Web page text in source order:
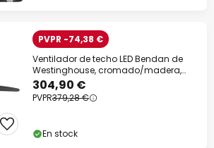
PVPR -74,38 €
Ventilador de techo LED Bendan de
Westinghouse, cromado/madera,
silencioso
304,90 €
PVPR379,28 €
En stock